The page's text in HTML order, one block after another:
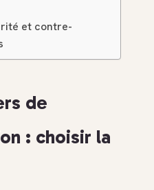
et contre-
de
: choisir la